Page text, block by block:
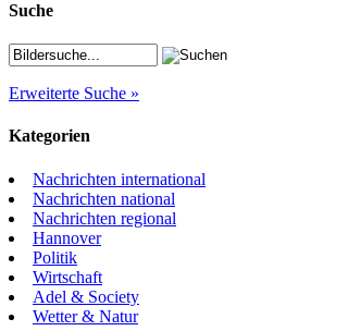
Suche
Erweiterte Suche »
Kategorien
Nachrichten international
Nachrichten national
Nachrichten regional
Hannover
Politik
Wirtschaft
Adel & Society
Wetter & Natur